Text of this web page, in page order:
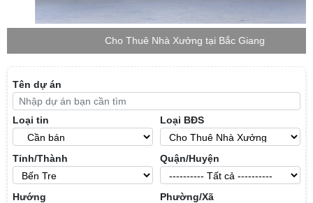
Cho Thuê Nhà Xưởng tại Bắc Giang
Tên dự án
Loại tin Loại BĐS
Tỉnh/Thành Quận/Huyện
Hướng Phường/Xã